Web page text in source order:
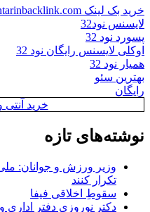
خرید بک لینک behtarinbacklink.com
لایسنس نود32
پسورد نود 32
اوکلی لایسنس رایگان نود 32
همیار نود 32
بهترین سئو
رایگان
خرید آنتی
نوشته‌های تازه
وزیر ورزش و جوانان:
تکرار کنند
سقوطِ اخلاقی فیفا
دکتر نوروزی دفتر